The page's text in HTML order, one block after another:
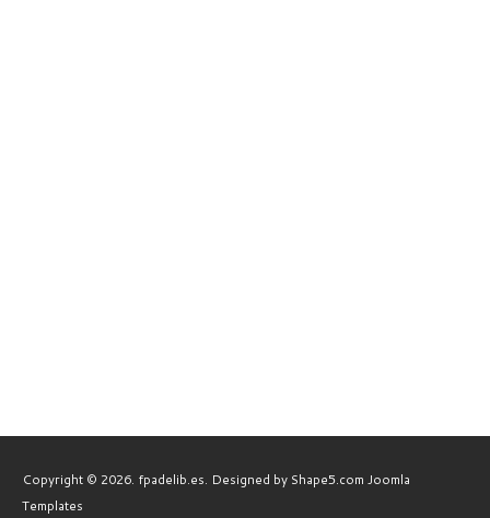
Copyright © 2026. fpadelib.es. Designed by Shape5.com Joomla
Templates